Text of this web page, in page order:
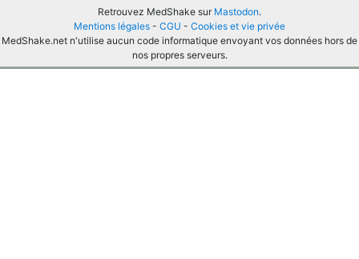
Retrouvez MedShake sur Mastodon.
Mentions légales - CGU - Cookies et vie privée
MedShake.net n'utilise aucun code informatique envoyant vos données hors de
nos propres serveurs.